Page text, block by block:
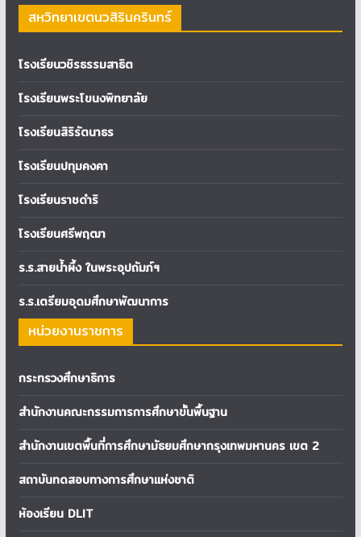
สหวิทยาเขตนวสิรินครินทร์
โรงเรียนวชิรธรรมสาธิต
โรงเรียนพระโขนงพิทยาลัย
โรงเรียนสิริรัตนาธร
โรงเรียนปทุมคงคา
โรงเรียนราชดำริ
โรงเรียนศรีพฤฒา
ร.ร.สายน้ำผึ้ง ในพระอุปถัมภ์ฯ
ร.ร.เตรียมอุดมศึกษาพัฒนาการ
หน่วยงานราชการ
กระทรวงศึกษาธิการ
สำนักงานคณะกรรมการการศึกษาขั้นพื้นฐาน
สำนักงานเขตพื้นที่การศึกษามัธยมศึกษากรุงเทพมหานคร เขต 2
สถาบันทดสอบทางการศึกษาแห่งชาติ
ห้องเรียน DLIT